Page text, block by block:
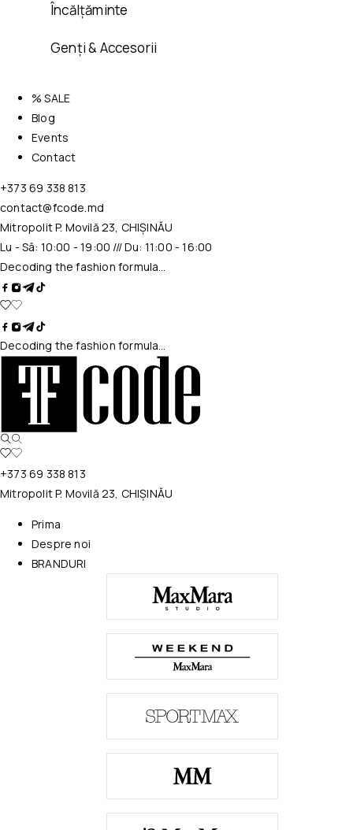
Încălțăminte
Genți & Accesorii
% SALE
Blog
Events
Contact
+373 69 338 813
contact@fcode.md
Mitropolit P. Movilă 23, CHIȘINĂU
Lu - Sâ: 10:00 - 19:00 /// Du: 11:00 - 16:00
Decoding the fashion formula…
Decoding the fashion formula…
+373 69 338 813
Mitropolit P. Movilă 23, CHIȘINĂU
Prima
Despre noi
BRANDURI